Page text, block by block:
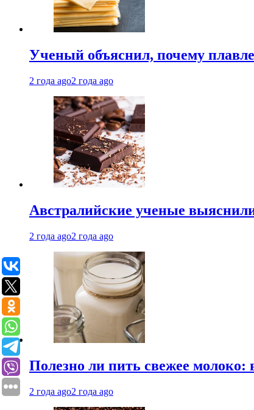
Ученый объяснил, почему
2 года ago2 года ago
Австралийские ученые
2 года ago2 года ago
Полезно ли пить свежее молоко:
2 года ago2 года ago